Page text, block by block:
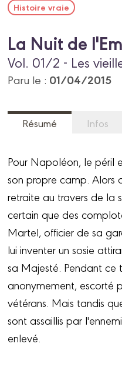
Histoire vraie
La Nuit de
Vol. 01/2 - Les
Paru le : 01/04/2015
Résumé Infos
Pour Napoléon, le péril
son propre camp. Alors
retraite au travers de la
certain que des
Martel, officier de sa
lui inventer un sosie
sa Majesté. Pendant ce
anonymement, escorté
vétérans. Mais tandis
sont assaillis par
enlevé.